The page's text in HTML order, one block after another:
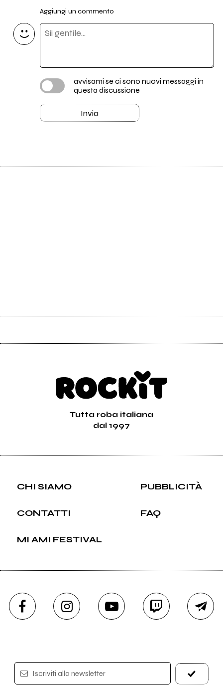
Aggiungi un commento
avvisami se ci sono nuovi messaggi in
questa discussione
Invia
Tutta roba italiana
dal 1997
CHI SIAMO PUBBLICITÀ
CONTATTI FAQ
MI AMI FESTIVAL
Iscriviti alla newsletter